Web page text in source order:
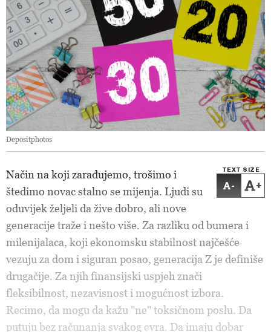
Depositphotos
TEXT SIZE
- +
Način na koji zarađujemo, trošimo i
štedimo novac stalno se mijenja. Ljudi su
oduvijek željeli da žive dobro, ali nove
generacije traže i nešto više. Za razliku od bumera i
milenijalaca, koji ekonomsku stabilnost najčešće
vezuju za dom i siguran posao, generacija Z je definiše
drugačije. Za njih finansijski uspjeh znači
fleksibilnost, nezavisnost i mogućnost izbora.
Recimo, da mogu da kažu "ne" toksičnom poslu. Da
putuju bez računanja svakog evra. Da imaju dobar